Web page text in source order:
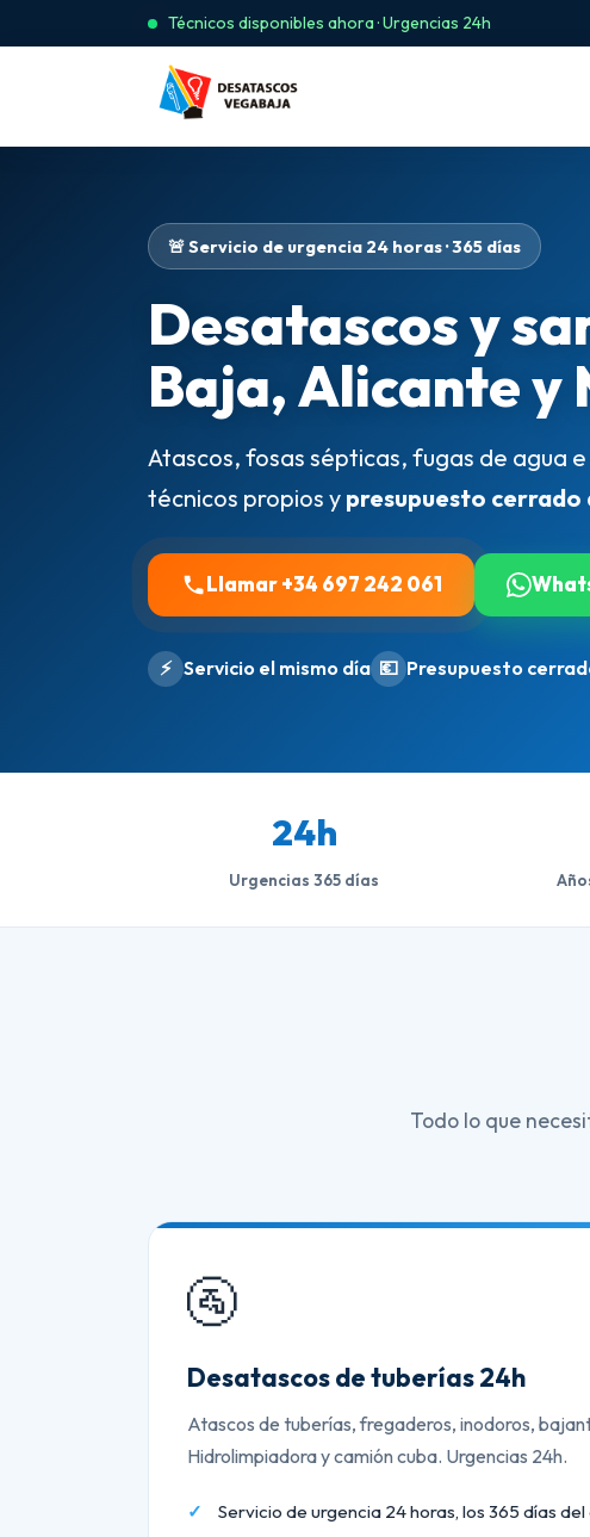
Técnicos disponibles ahora · Urgencias 24h
🚨 Servicio de urgencia 24 horas · 365 días
Desatascos y
Baja, Alicante y
Atascos, fosas sépticas, fugas de agua
técnicos propios y presupuesto cerrado
Llamar +34 697 242 061
⚡ Servicio el mismo día 💶 Presupuesto
24h
Urgencias 365 días
Todo lo que
🚰
Desatascos de tuberías 24h
Atascos de tuberías, fregaderos, inodoros,
Hidrolimpiadora y camión cuba. Urgencias 24h.
Servicio de urgencia 24 horas, los 365 días del